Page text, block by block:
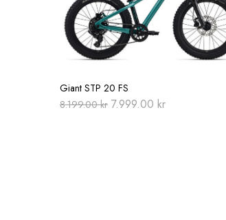
Giant STP 20 FS
8.199.00kr Original
7.999.00 krCurrent